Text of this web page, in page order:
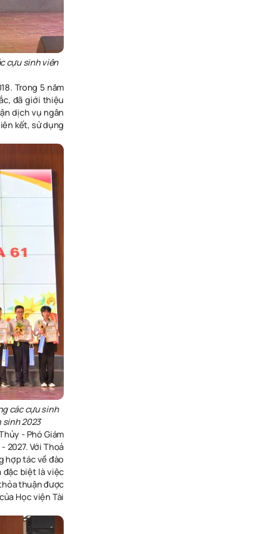
cựu sinh viên
Trong 5 năm
đã giới thiệu
dịch vụ ngân
kết, sử dụng
các cựu sinh
sinh 2023
- Phó Giám
2027. Với Thoả
hợp tác về đào
đặc biệt là việc
thuận được
Học viện Tài